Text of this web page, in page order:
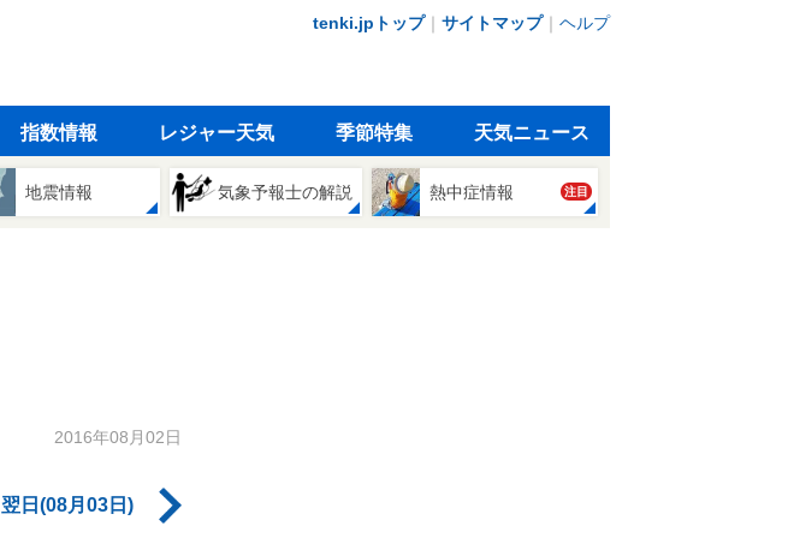
tenki.jpトップ｜ サイトマップ｜ ヘルプ
指数情報 レジャー天気 季節特集 天気ニュース
地震情報 気象予報士の解説 熱中症情報 注目
2016年08月02日
翌日(08月03日)